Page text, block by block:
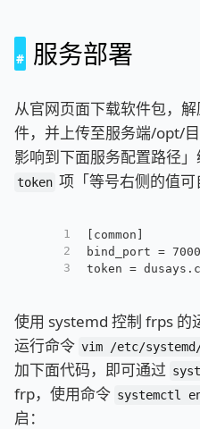
服务部署
从官网页面下载软件包，
件，并上传至服务端/opt/
影响到下面服务配置路径
token 项「等号右侧的值可
1
2
3
[common]
bind_port = 7000
token =
使用 systemd 控制 frps 的
运行命令 vim /etc/
加下面代码，即可通过
frp，使用命令 systemctl
启：